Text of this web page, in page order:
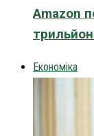
Amazon
Економіка